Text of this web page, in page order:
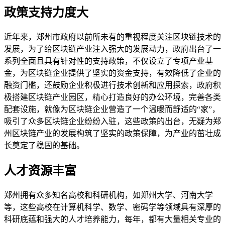
政策支持力度大
近年来，郑州市政府以前所未有的重视程度关注区块链技术的
发展，为了给区块链产业注入强大的发展动力，政府出台了一
系列全面且具有针对性的支持政策，不仅设立了专项产业基
金，为区块链企业提供了坚实的资金支持，有效降低了企业的
融资门槛，还鼓励企业积极进行技术创新和应用探索，政府积
极搭建区块链产业园区，精心打造良好的办公环境，完善各类
配套设施，就像为区块链企业营造了一个温暖而舒适的“家”，
吸引了众多区块链企业纷纷入驻，这些政策的出台，无疑为郑
州区块链产业的发展构筑了坚实的政策保障，为产业的茁壮成
长奠定了稳固的基础。
人才资源丰富
郑州拥有众多知名高校和科研机构，如郑州大学、河南大学
等，这些高校在计算机科学、数学、密码学等领域具有深厚的
科研底蕴和强大的人才培养能力，每年，都有大量相关专业的